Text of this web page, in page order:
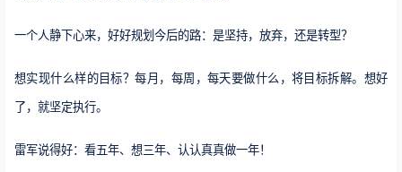
一个人静下心来，好好规划今后的路：是坚持，放弃，还是转型？
想实现什么样的目标？每月，每周，每天要做什么，将目标拆解。想好
了，就坚定执行。
雷军说得好：看五年、想三年、认认真真做一年！